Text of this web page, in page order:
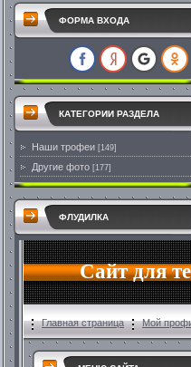
ФОРМА ВХОДА
КАТЕГОРИИ РАЗДЕЛА
Наши трофеи [149]
Другие фото [177]
ФЛУДИЛКА